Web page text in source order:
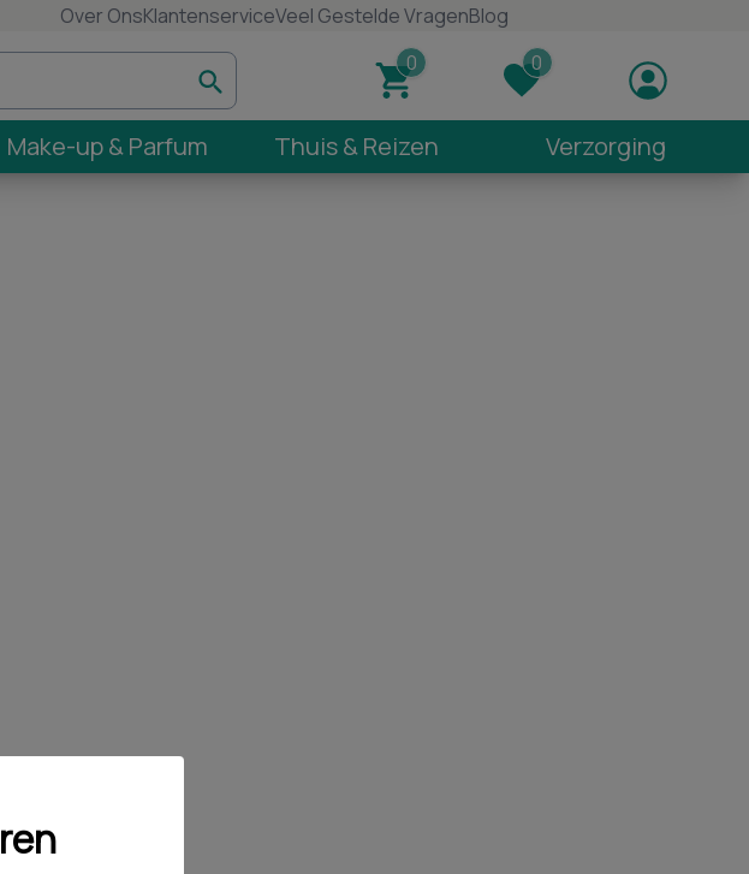
Over OnsKlantenserviceVeel Gestelde VragenBlog
Make-up & Parfum Thuis & Reizen Verzorging